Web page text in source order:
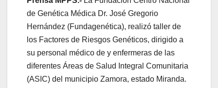
de Genética Médica Dr. José Gregorio
Hernández (Fundagenética), realizó taller de
los Factores de Riesgos Genéticos, dirigido a
su personal médico de y enfermeras de las
diferentes Áreas de Salud Integral Comunitaria
(ASIC) del municipio Zamora, estado Miranda.